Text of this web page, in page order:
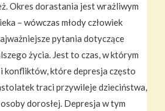
Okres dorastania jest wrażliwym
– wówczas młody człowiek
pytania dotyczące
życia. Jest to czas, w którym
konfliktów, które depresja często
traci przywileje dzieciństwa,
dorosłej. Depresja w tym